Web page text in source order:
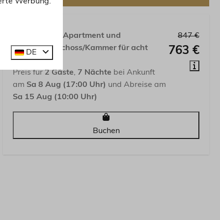
847 €
763 €
Drei-Zimmer-Apartment und
Zwischengeschoss/Kammer für acht
Personen
Preis für 2 Gäste, 7 Nächte bei Ankunft
am Sa 8 Aug (17:00 Uhr) und Abreise am
Sa 15 Aug (10:00 Uhr)
Buchen
Werbung.
DE